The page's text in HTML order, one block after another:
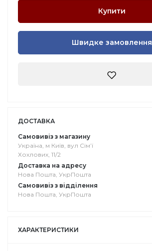
Купити
Швидке замовлення
ДОСТАВКА
Самовивіз з магазину
Україна, м Київ, вул Сімʼї
Хохлових, 11/2
Доставка на адресу
Нова Пошта, УкрПошта
Самовивіз з відділення
Нова Пошта, УкрПошта
ХАРАКТЕРИСТИКИ